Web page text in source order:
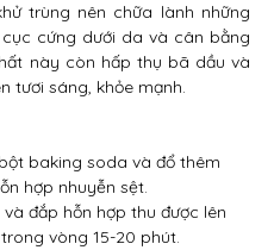
trùng nên chữa lành những
cứng dưới da và cân bằng
này còn hấp thụ bã dầu và
tươi sáng, khỏe mạnh.
baking soda và đổ thêm
hợp nhuyễn sệt.
đắp hỗn hợp thu được lên
vòng 15-20 phút.